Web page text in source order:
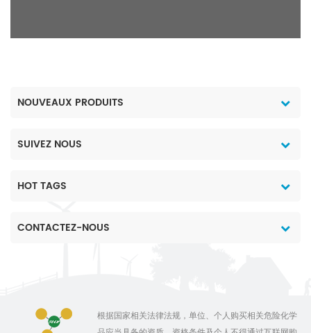
NOUVEAUX PRODUITS
SUIVEZ NOUS
HOT TAGS
CONTACTEZ-NOUS
根据国家相关法律法规，单位、个人购买相关危险化学